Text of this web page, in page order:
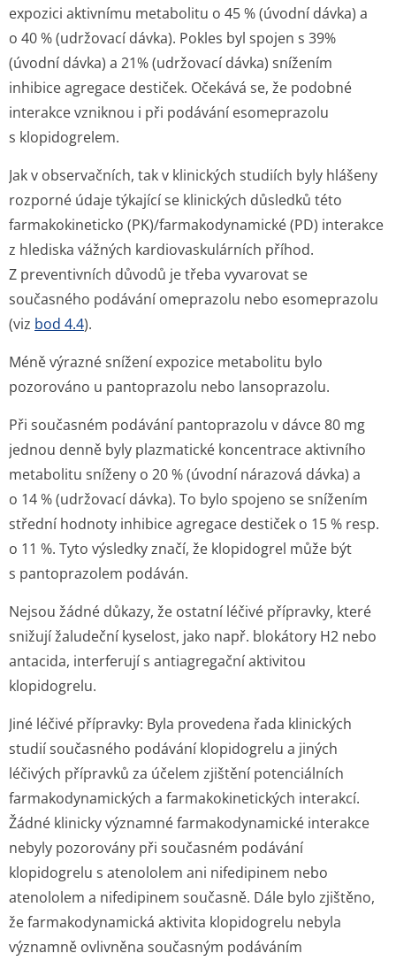
expozici aktivnímu metabolitu o 45 % (úvodní dávka) a
o 40 % (udržovací dávka). Pokles byl spojen s 39%
(úvodní dávka) a 21% (udržovací dávka) snížením
inhibice agregace destiček. Očekává se, že podobné
interakce vzniknou i při podávání esomeprazolu
s klopidogrelem.
Jak v observačních, tak v klinických studiích byly hlášeny
rozporné údaje týkající se klinických důsledků této
farmakokineticko (PK)/farmakody­namické (PD) interakce
z hlediska vážných kardiovaskulárních příhod.
Z preventivních důvodů je třeba vyvarovat se
současného podávání omeprazolu nebo esomeprazolu
(viz bod 4.4).
Méně výrazné snížení expozice metabolitu bylo
pozorováno u pantoprazolu nebo lansoprazolu.
Při současném podávání pantoprazolu v dávce 80 mg
jednou denně byly plazmatické koncentrace aktivního
metabolitu sníženy o 20 % (úvodní nárazová dávka) a
o 14 % (udržovací dávka). To bylo spojeno se snížením
střední hodnoty inhibice agregace destiček o 15 % resp.
o 11 %. Tyto výsledky značí, že klopidogrel může být
s pantoprazolem podáván.
Nejsou žádné důkazy, že ostatní léčivé přípravky, které
snižují žaludeční kyselost, jako např. blokátory H2 nebo
antacida, interferují s antiagregační aktivitou
klopidogrelu.
Jiné léčivé přípravky: Byla provedena řada klinických
studií současného podávání klopidogrelu a jiných
léčivých přípravků za účelem zjištění potenciálních
farmakodynamických a farmakokinetických interakcí.
Žádné klinicky významné farmakodynamické interakce
nebyly pozorovány při současném podávání
klopidogrelu s atenololem ani nifedipinem nebo
atenololem a nifedipinem současně. Dále bylo zjištěno,
že farmakodynamická aktivita klopidogrelu nebyla
významně ovlivněna současným podáváním